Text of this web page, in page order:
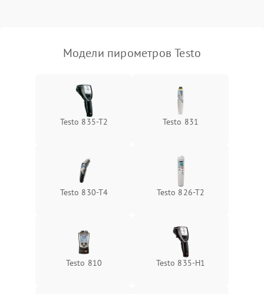
Неисправность системы
Модели пирометров Testo
Testo 835-T2 Testo 831
Testo 830-T4 Testo 826-T2
Testo 810 Testo 835-H1